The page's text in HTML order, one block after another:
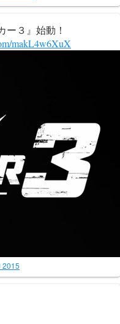
ー３』始動！
makL4w6XuX
2015